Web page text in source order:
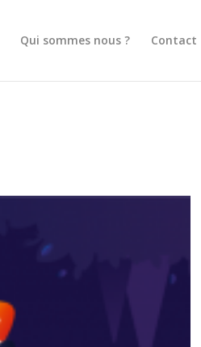
Qui sommes nous ? Contact